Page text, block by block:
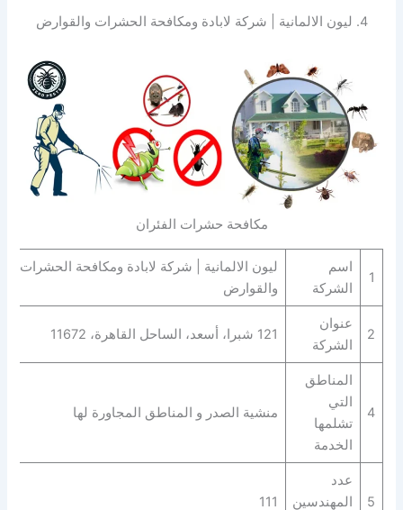
4. ليون الالمانية | شركة لابادة ومكافحة الحشرات والقوارض
مكافحة حشرات الفئران
1
اسم
الشركة
ليون الالمانية | شركة لابادة ومكافحة الحشرات
والقوارض
2
عنوان
الشركة
121 شبرا، أسعد، الساحل القاهرة، 11672
4
المناطق
التي
تشلمها
الخدمة
منشية الصدر و المناطق المجاورة لها
5
عدد
المهندسين
111